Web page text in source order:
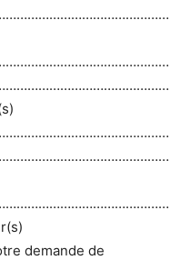
demande de